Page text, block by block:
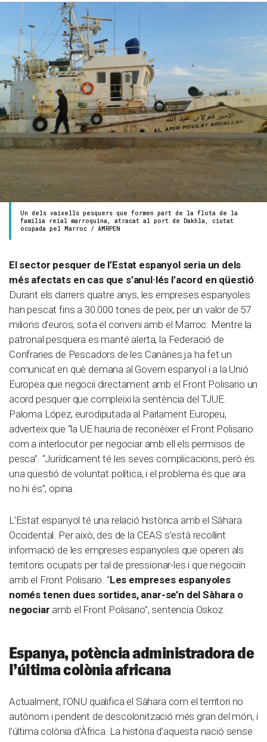
Un dels vaixells pesquers que formen part de la flota de la
família reial marroquina, atracat al port de Dakhla, ciutat
ocupada pel Marroc / AMRPEN
El sector pesquer de l’Estat espanyol seria un dels
més afectats en cas que s’anul·lés l’acord en qüestió.
Durant els darrers quatre anys, les empreses espanyoles
han pescat fins a 30.000 tones de peix, per un valor de 57
milions d’euros, sota el conveni amb el Marroc. Mentre la
patronal pesquera es manté alerta, la Federació de
Confraries de Pescadors de les Canàries ja ha fet un
comunicat en què demana al Govern espanyol i a la Unió
Europea que negociï directament amb el Front Polisario un
acord pesquer que compleixi la sentència del TJUE.
Paloma López, eurodiputada al Parlament Europeu,
adverteix que “la UE hauria de reconèixer el Front Polisario
com a interlocutor per negociar amb ell els permisos de
pesca”. “Jurídicament té les seves complicacions, però és
una qüestió de voluntat política, i el problema és que ara
no hi és”, opina.
L’Estat espanyol té una relació històrica amb el Sàhara
Occidental. Per això, des de la CEAS s’està recollint
informació de les empreses espanyoles que operen als
territoris ocupats per tal de pressionar-les i que negociïn
amb el Front Polisario. “Les empreses espanyoles
només tenen dues sortides, anar-se’n del Sàhara o
negociar amb el Front Polisario”, sentencia Oskoz.
Espanya, potència administradora de
l’última colònia africana
Actualment, l’ONU qualifica el Sàhara com el territori no
autònom i pendent de descolonització més gran del món, i
l’última colònia d’Àfrica. La història d’aquesta nació sense